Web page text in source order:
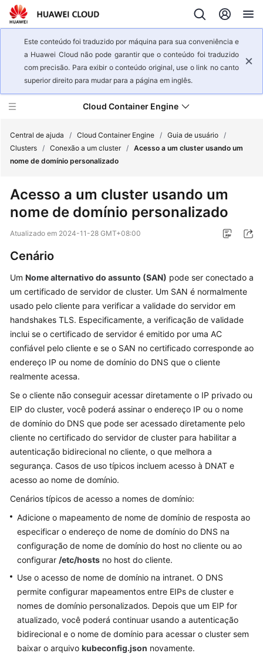
Este conteúdo foi traduzido por máquina para sua conveniência e
a Huawei Cloud não pode garantir que o conteúdo foi traduzido
com precisão. Para exibir o conteúdo original, use o link no canto
superior direito para mudar para a página em inglês.
Cloud Container Engine
de
serviço
Primeiros
passos
Guia
de
usuário
Operações
risco
e
soluções
Clusters
Visão
geral
Compra
de
cluster
Conexão
a
um
cluster
Conexão
Central de ajuda / Cloud Container Engine / Guia de usuário /
Clusters / Conexão a um cluster / Acesso a um cluster usando um
nome de domínio personalizado
Acesso a um cluster usando um
nome de domínio personalizado
Atualizado em 2024-11-28 GMT+08:00
Cenário
Um Nome alternativo do assunto (SAN) pode ser conectado a
um certificado de servidor de cluster. Um SAN é normalmente
usado pelo cliente para verificar a validade do servidor em
handshakes TLS. Especificamente, a verificação de validade
inclui se o certificado de servidor é emitido por uma AC
confiável pelo cliente e se o SAN no certificado corresponde ao
endereço IP ou nome de domínio do DNS que o cliente
realmente acessa.
Se o cliente não conseguir acessar diretamente o IP privado ou
EIP do cluster, você poderá assinar o endereço IP ou o nome
de domínio do DNS que pode ser acessado diretamente pelo
cliente no certificado do servidor de cluster para habilitar a
autenticação bidirecional no cliente, o que melhora a
segurança. Casos de uso típicos incluem acesso à DNAT e
acesso ao nome de domínio.
Cenários típicos de acesso a nomes de domínio:
Adicione o mapeamento de nome de domínio de resposta ao
especificar o endereço de nome de domínio do DNS na
configuração de nome de domínio do host no cliente ou ao
configurar /etc/hosts no host do cliente.
Use o acesso de nome de domínio na intranet. O DNS
permite configurar mapeamentos entre EIPs de cluster e
nomes de domínio personalizados. Depois que um EIP for
atualizado, você poderá continuar usando a autenticação
bidirecional e o nome de domínio para acessar o cluster sem
baixar o arquivo kubeconfig.json novamente.